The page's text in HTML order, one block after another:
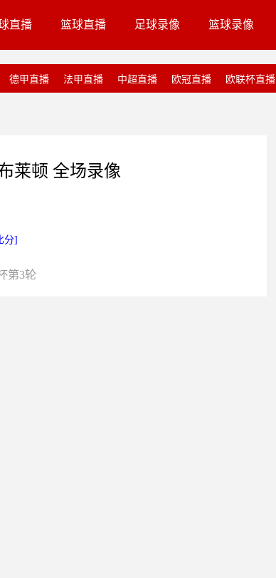
直播 篮球直播 足球录像 篮球录像
德甲直播 法甲直播 中超直播 欧冠直播 欧联杯直播
莱顿 全场录像
分]
第3轮